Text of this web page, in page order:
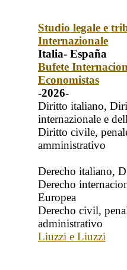
Studio legale e
Internazionale
Italia- España
Bufete
Economistas
-2026-
Diritto italiano,
internazionale e
Diritto civile,
amministrativo
Derecho italiano,
Derecho
Europea
Derecho civil,
administrativo
Liuzzi e Liuzzi